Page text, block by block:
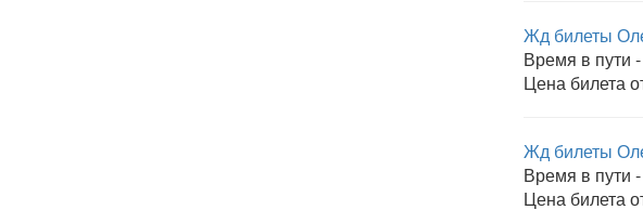
Жд билеты
Время в пути
Цена билета
Жд билеты
Время в пути
Цена билета